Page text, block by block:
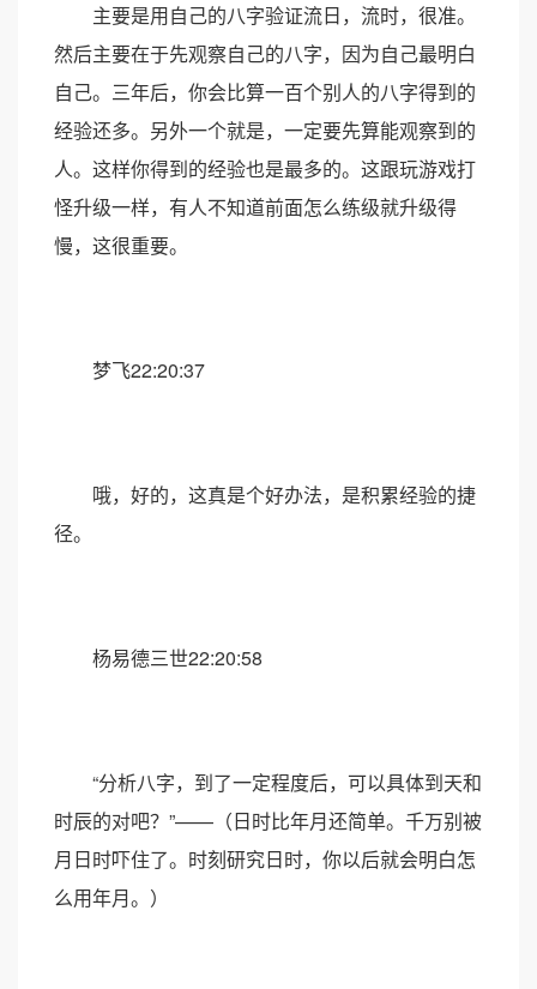
主要是用自己的八字验证流日，流时，很准。
然后主要在于先观察自己的八字，因为自己最明白
自己。三年后，你会比算一百个别人的八字得到的
经验还多。另外一个就是，一定要先算能观察到的
人。这样你得到的经验也是最多的。这跟玩游戏打
怪升级一样，有人不知道前面怎么练级就升级得
慢，这很重要。
梦飞22:20:37
哦，好的，这真是个好办法，是积累经验的捷
径。
杨易德三世22:20:58
“分析八字，到了一定程度后，可以具体到天和
时辰的对吧？”——（日时比年月还简单。千万别被
月日时吓住了。时刻研究日时，你以后就会明白怎
么用年月。）